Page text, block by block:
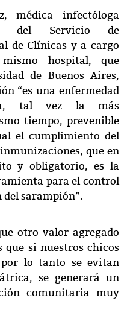
médica infectóloga
del Servicio de
de Clínicas y a cargo
hospital, que
de Buenos Aires,
“es una enfermedad
tal vez la más
tiempo, prevenible
el cumplimiento del
que en
y obligatorio, es la
para el control
del sarampión”.
otro valor agregado
que si nuestros chicos
lo tanto se evitan
se generará un
comunitaria muy